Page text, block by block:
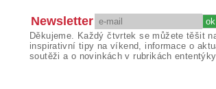
Newsletter
Děkujeme. Každý čtvrtek se můžete těšit
inspirativní tipy na víkend, informace o
soutěži a o novinkách v rubrikách